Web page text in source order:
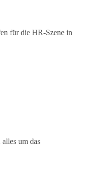
für die HR-Szene in
um das